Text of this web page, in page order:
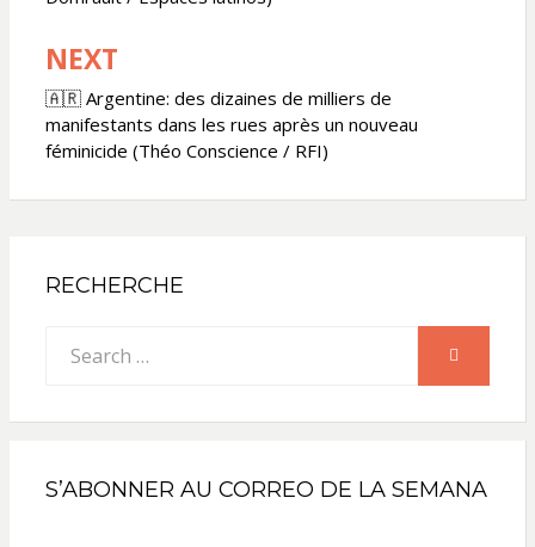
NEXT
🇦🇷 Argentine: des dizaines de milliers de
manifestants dans les rues après un nouveau
féminicide (Théo Conscience / RFI)
RECHERCHE
for:
SEARCH
S’ABONNER AU CORREO DE LA SEMANA